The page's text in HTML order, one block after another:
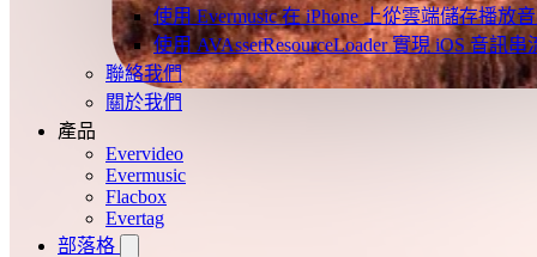
使用 Evermusic 在 iPhone 上從雲端儲存播放
使用 AVAssetResourceLoader 實現 iOS 音訊串
聯絡我們
關於我們
產品
Evervideo
Evermusic
Flacbox
Evertag
部落格